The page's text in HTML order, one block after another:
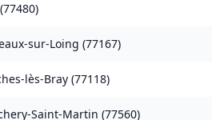
(77480)
sur-Loing (77167)
lès-Bray (77118)
Saint-Martin (77560)